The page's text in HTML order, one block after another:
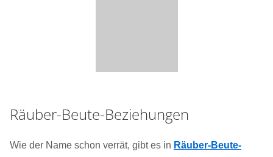
Räuber-Beute-Beziehungen
Wie der Name schon verrät, gibt es in Räuber-Beute-